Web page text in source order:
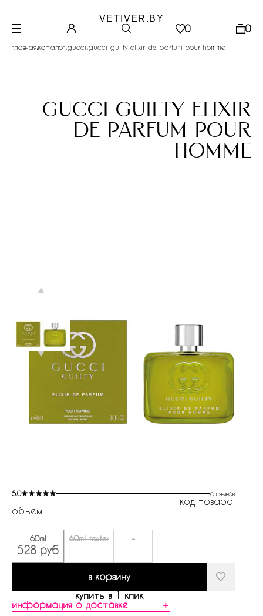
VETIVER.BY
0 0
главная.каталог.gucci.gucci guilty elixir de parfum pour homme
gucci guilty elixir
de parfum pour
homme
5.0 отзывов
код товара:
объем
60ml
528 руб
60ml tester -
в корзину
купить в 1 клик
информация о доставке
＋